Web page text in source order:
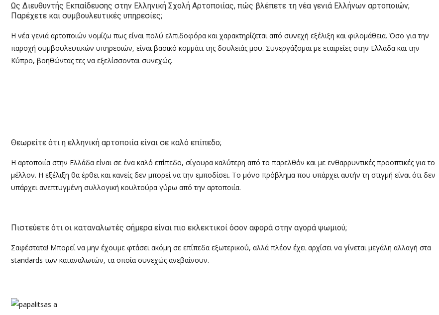
Ως Διευθυντής Εκπαίδευσης στην Ελληνική Σχολή Αρτοποιίας, πώς βλέπετε τη νέα γενιά Ελλήνων αρτοποιών;
Παρέχετε και συμβουλευτικές υπηρεσίες;
Η νέα γενιά αρτοποιών νομίζω πως είναι πολύ ελπιδοφόρα και χαρακτηρίζεται από συνεχή εξέλιξη και φιλομάθεια. Όσο για την
παροχή συμβουλευτικών υπηρεσιών, είναι βασικό κομμάτι της δουλειάς μου. Συνεργάζομαι με εταιρείες στην Ελλάδα και την
Κύπρο, βοηθώντας τες να εξελίσσονται συνεχώς.
Θεωρείτε ότι η ελληνική αρτοποιία είναι σε καλό επίπεδο;
Η αρτοποιία στην Ελλάδα είναι σε ένα καλό επίπεδο, σίγουρα καλύτερη από το παρελθόν και με ενθαρρυντικές προοπτικές για το
μέλλον. Η εξέλιξη θα έρθει και κανείς δεν μπορεί να την εμποδίσει. Το μόνο πρόβλημα που υπάρχει αυτήν τη στιγμή είναι ότι δεν
υπάρχει ανεπτυγμένη συλλογική κουλτούρα γύρω από την αρτοποιία.
Πιστεύετε ότι οι καταναλωτές σήμερα είναι πιο εκλεκτικοί όσον αφορά στην αγορά ψωμιού;
Σαφέστατα! Μπορεί να μην έχουμε φτάσει ακόμη σε επίπεδα εξωτερικού, αλλά πλέον έχει αρχίσει να γίνεται μεγάλη αλλαγή στα
standards των καταναλωτών, τα οποία συνεχώς ανεβαίνουν.